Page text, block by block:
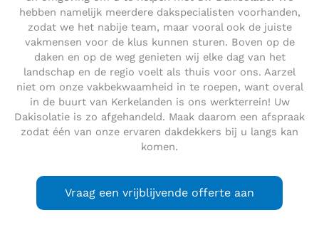
hebben namelijk meerdere dakspecialisten voorhanden,
zodat we het nabije team, maar vooral ook de juiste
vakmensen voor de klus kunnen sturen. Boven op de
daken en op de weg genieten wij elke dag van het
landschap en de regio voelt als thuis voor ons. Aarzel
niet om onze vakbekwaamheid in te roepen, want overal
in de buurt van Kerkelanden is ons werkterrein! Uw
Dakisolatie is zo afgehandeld. Maak daarom een afspraak
zodat één van onze ervaren dakdekkers bij u langs kan
komen.
Vraag een vrijblijvende offerte aan